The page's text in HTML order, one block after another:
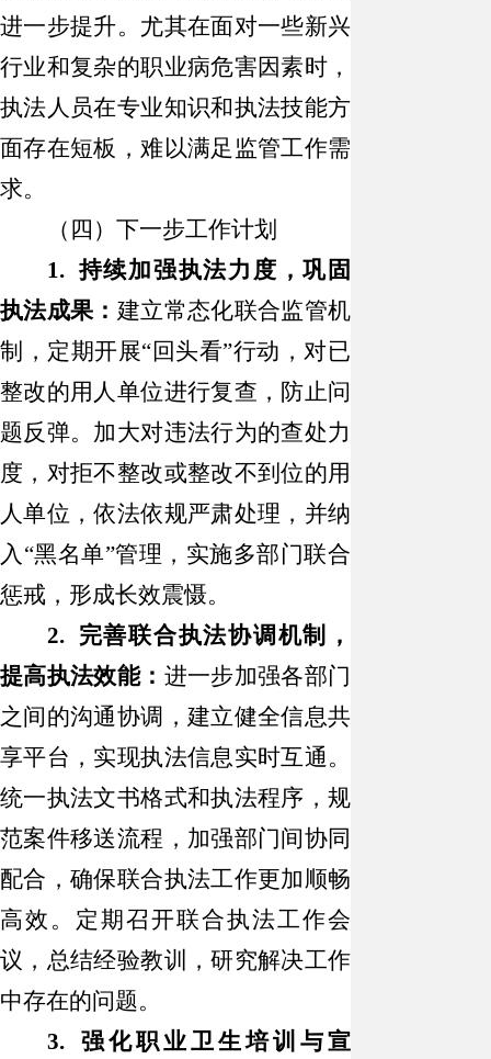
进一步提升。尤其在面对一些新兴
行业和复杂的职业病危害因素时，
执法人员在专业知识和执法技能方
面存在短板，难以满足监管工作需
求。
（四）下一步工作计划
1. 持续加强执法力度，巩固
执法成果： 建立常态化联合监管机
制，定期开展“回头看”行动，对已
整改的用人单位进行复查，防止问
题反弹。加大对违法行为的查处力
度，对拒不整改或整改不到位的用
人单位，依法依规严肃处理，并纳
入“黑名单”管理，实施多部门联合
惩戒，形成长效震慑。
2. 完善联合执法协调机制，
提高执法效能： 进一步加强各部门
之间的沟通协调，建立健全信息共
享平台，实现执法信息实时互通。
统一执法文书格式和执法程序，规
范案件移送流程，加强部门间协同
配合，确保联合执法工作更加顺畅
高效。定期召开联合执法工作会
议，总结经验教训，研究解决工作
中存在的问题。
3. 强化职业卫生培训与宣